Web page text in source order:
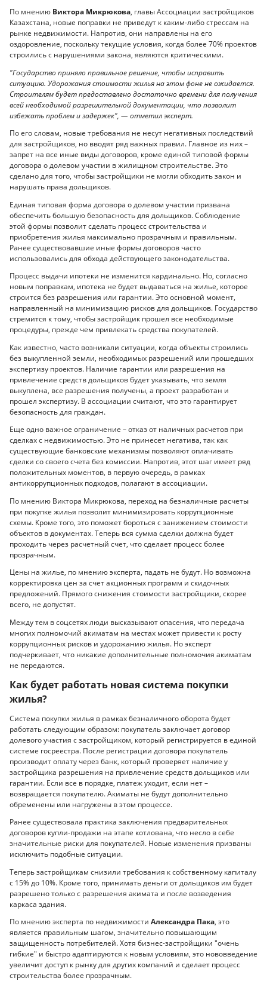
По мнению Виктора Микрюкова, главы Ассоциации застройщиков
Казахстана, новые поправки не приведут к каким-либо стрессам на
рынке недвижимости. Напротив, они направлены на его
оздоровление, поскольку текущие условия, когда более 70% проектов
строились с нарушениями закона, являются критическими.
"Государство приняло правильное решение, чтобы исправить
ситуацию. Удорожания стоимости жилья на этом фоне не ожидается.
Строителям будет предоставлено достаточно времени для получения
всей необходимой разрешительной документации, что позволит
избежать проблем и задержек", — отметил эксперт.
По его словам, новые требования не несут негативных последствий
для застройщиков, но вводят ряд важных правил. Главное из них –
запрет на все иные виды договоров, кроме единой типовой формы
договора о долевом участии в жилищном строительстве. Это
сделано для того, чтобы застройщики не могли обходить закон и
нарушать права дольщиков.
Единая типовая форма договора о долевом участии призвана
обеспечить большую безопасность для дольщиков. Соблюдение
этой формы позволит сделать процесс строительства и
приобретения жилья максимально прозрачным и правильным.
Ранее существовавшие иные формы договоров часто
использовались для обхода действующего законодательства.
Процесс выдачи ипотеки не изменится кардинально. Но, согласно
новым поправкам, ипотека не будет выдаваться на жилье, которое
строится без разрешения или гарантии. Это основной момент,
направленный на минимизацию рисков для дольщиков. Государство
стремится к тому, чтобы застройщик прошел все необходимые
процедуры, прежде чем привлекать средства покупателей.
Как известно, часто возникали ситуации, когда объекты строились
без выкупленной земли, необходимых разрешений или прошедших
экспертизу проектов. Наличие гарантии или разрешения на
привлечение средств дольщиков будет указывать, что земля
выкуплена, все разрешения получены, а проект разработан и
прошел экспертизу. В ассоциации считают, что это гарантирует
безопасность для граждан.
Еще одно важное ограничение – отказ от наличных расчетов при
сделках с недвижимостью. Это не принесет негатива, так как
существующие банковские механизмы позволяют оплачивать
сделки со своего счета без комиссии. Напротив, этот шаг имеет ряд
положительных моментов, в первую очередь, в рамках
антикоррупционных подходов, полагают в ассоциации.
По мнению Виктора Микрюкова, переход на безналичные расчеты
при покупке жилья позволит минимизировать коррупционные
схемы. Кроме того, это поможет бороться с занижением стоимости
объектов в документах. Теперь вся сумма сделки должна будет
проходить через расчетный счет, что сделает процесс более
прозрачным.
Цены на жилье, по мнению эксперта, падать не будут. Но возможна
корректировка цен за счет акционных программ и скидочных
предложений. Прямого снижения стоимости застройщики, скорее
всего, не допустят.
Между тем в соцсетях люди высказывают опасения, что передача
многих полномочий акиматам на местах может привести к росту
коррупционных рисков и удорожанию жилья. Но эксперт
подчеркивает, что никакие дополнительные полномочия акиматам
не передаются.
Как будет работать новая система покупки
жилья?
Система покупки жилья в рамках безналичного оборота будет
работать следующим образом: покупатель заключает договор
долевого участия с застройщиком, который регистрируется в единой
системе госреестра. После регистрации договора покупатель
производит оплату через банк, который проверяет наличие у
застройщика разрешения на привлечение средств дольщиков или
гарантии. Если все в порядке, платеж уходит, если нет –
возвращается покупателю. Акиматы не будут дополнительно
обременены или нагружены в этом процессе.
Ранее существовала практика заключения предварительных
договоров купли-продажи на этапе котлована, что несло в себе
значительные риски для покупателей. Новые изменения призваны
исключить подобные ситуации.
Теперь застройщикам снизили требования к собственному капиталу
с 15% до 10%. Кроме того, принимать деньги от дольщиков им будет
разрешено только с разрешения акимата и после возведения
каркаса здания.
По мнению эксперта по недвижимости Александра Пака, это
является правильным шагом, значительно повышающим
защищенность потребителей. Хотя бизнес-застройщики "очень
гибкие" и быстро адаптируются к новым условиям, это нововведение
увеличит доступ к рынку для других компаний и сделает процесс
строительства более прозрачным.